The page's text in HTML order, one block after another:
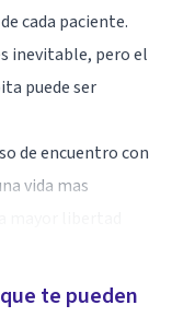
cada paciente.
inevitable, pero el
puede ser
de encuentro con
vida mas
y a entrar en
te pueden